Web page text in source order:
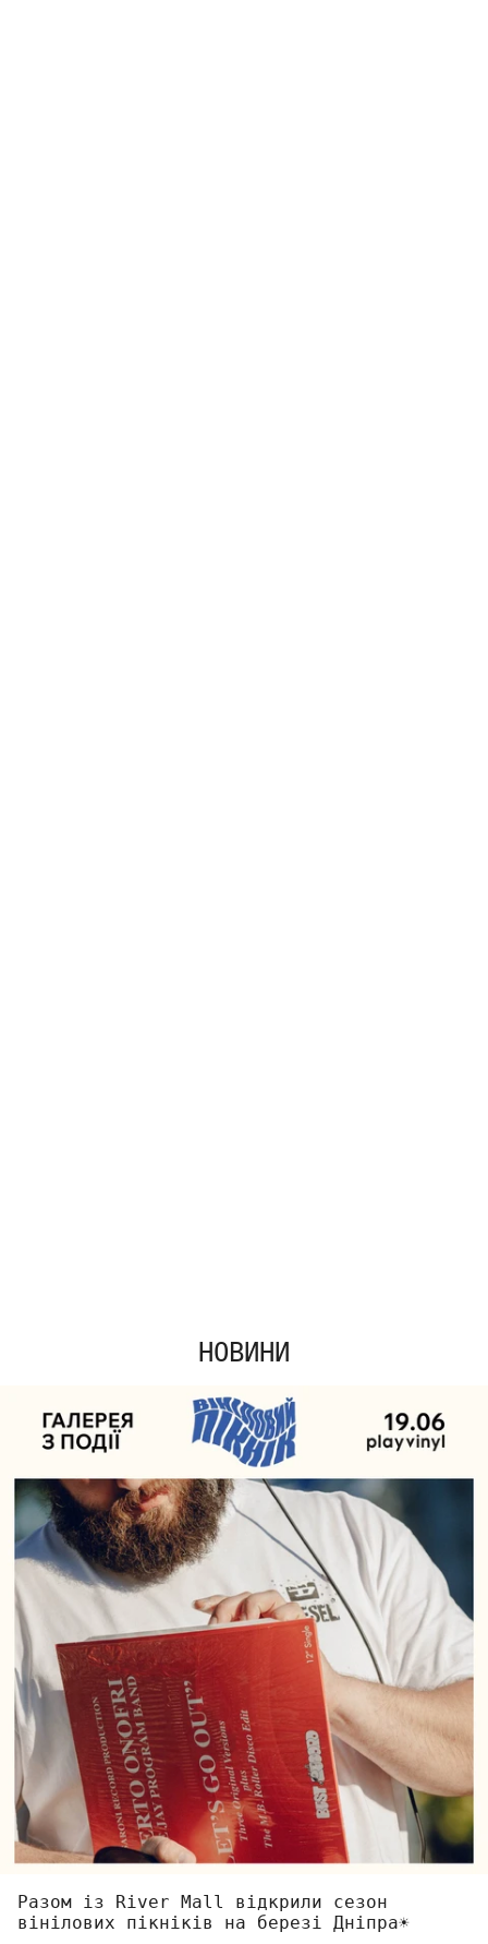
НОВИНИ
Разом із River Mall відкрили сезон
вінілових пікніків на березі Дніпра☀️